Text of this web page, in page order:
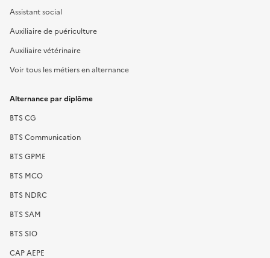
Assistant social
Auxiliaire de puériculture
Auxiliaire vétérinaire
Voir tous les métiers en alternance
Alternance par diplôme
BTS CG
BTS Communication
BTS GPME
BTS MCO
BTS NDRC
BTS SAM
BTS SIO
CAP AEPE